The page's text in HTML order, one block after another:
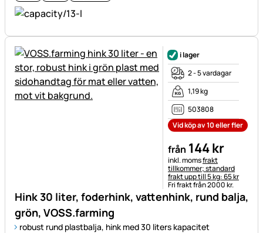
Hink 30 liter, foderhink, vattenhink, rund balja,
grön, VOSS.farming
robust rund plastbalja, hink med 30 liters kapacitet
i lager
2 - 5 vardagar
1,19 kg
503808
Vid köp av 10 eller fler
från 144kr
Skatteinformation:
inkl. momsfrakt
tillkommer; standard
frakt upp till 5 kg: 65 kr
Fri frakt från 2000 kr.